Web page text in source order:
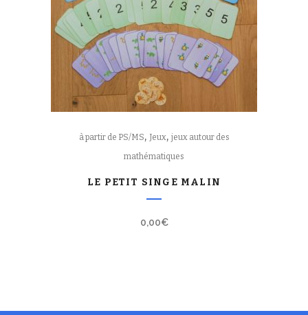
à partir de PS/MS, Jeux, jeux autour des
mathématiques
LE PETIT SINGE MALIN
0,00€